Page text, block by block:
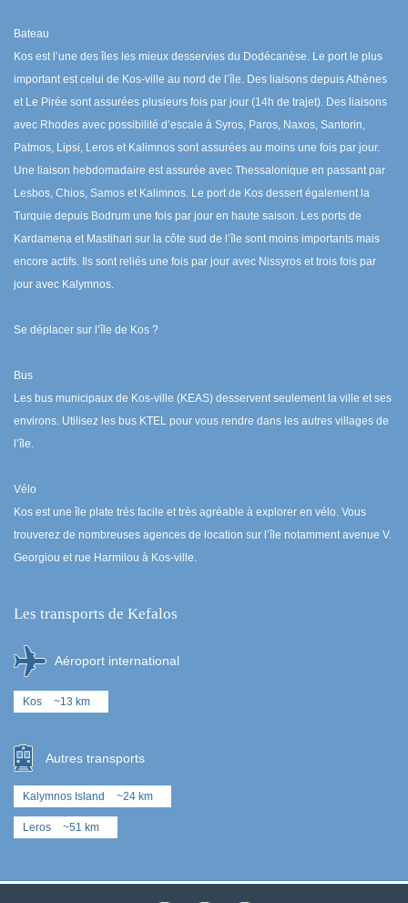
Bateau
Kos est l’une des îles les mieux desservies du Dodécanèse. Le port le plus
important est celui de Kos-ville au nord de l’île. Des liaisons depuis Athènes
et Le Pirée sont assurées plusieurs fois par jour (14h de trajet). Des liaisons
avec Rhodes avec possibilité d’escale à Syros, Paros, Naxos, Santorin,
Patmos, Lipsi, Leros et Kalimnos sont assurées au moins une fois par jour.
Une liaison hebdomadaire est assurée avec Thessalonique en passant par
Lesbos, Chios, Samos et Kalimnos. Le port de Kos dessert également la
Turquie depuis Bodrum une fois par jour en haute saison. Les ports de
Kardamena et Mastihari sur la côte sud de l’île sont moins importants mais
encore actifs. Ils sont reliés une fois par jour avec Nissyros et trois fois par
jour avec Kalymnos.
Se déplacer sur l’île de Kos ?
Bus
Les bus municipaux de Kos-ville (KEAS) desservent seulement la ville et ses
environs. Utilisez les bus KTEL pour vous rendre dans les autres villages de
l’île.
Vélo
Kos est une île plate très facile et très agréable à explorer en vélo. Vous
trouverez de nombreuses agences de location sur l’île notamment avenue V.
Georgiou et rue Harmilou à Kos-ville.
Les transports de Kefalos
Aéroport international
Kos ~13 km
Autres transports
Kalymnos Island ~24 km
Leros ~51 km